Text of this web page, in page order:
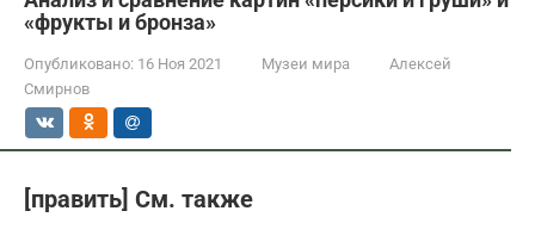
«фрукты и бронза»
Опубликовано: 16 Ноя 2021 Музеи мира
Алексей
Смирнов
[править] См. также